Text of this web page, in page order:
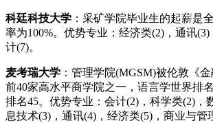
科廷科技大学 ：采矿学院毕业生的起薪是
率为100%。优势专业：经济类(2)，通讯
计(7)。
麦考瑞大学 ：管理学院(MGSM)被伦敦《
前40家高水平商学院之一，语言学世界排
排名45。优势专业：会计(2)，科学类(2)，
息技术(3)，通讯(4)，经济类(5)，商业与管